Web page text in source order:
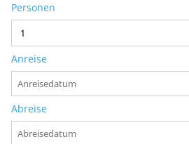
Personen
Anreise
Abreise